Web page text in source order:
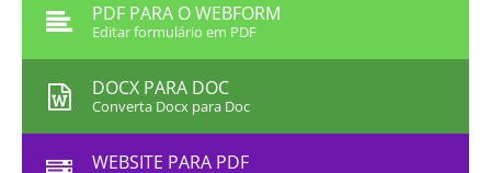
PDF PARA O WEBFORM
Editar formulário em PDF
DOCX PARA DOC
Converta Docx para Doc
WEBSITE PARA PDF